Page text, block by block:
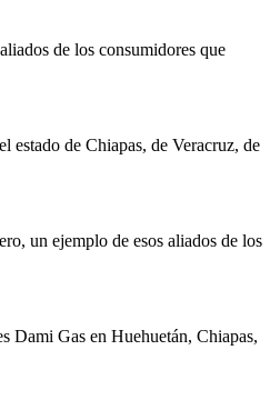
de los consumidores que
estado de Chiapas, de Veracruz, de
un ejemplo de esos aliados de los
Dami Gas en Huehuetán, Chiapas,